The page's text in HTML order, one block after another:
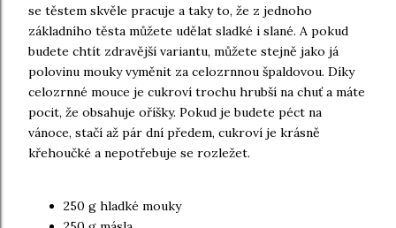
se těstem skvěle pracuje a taky to, že z jednoho
základního těsta můžete udělat sladké i slané. A pokud
budete chtít zdravější variantu, můžete stejně jako já
polovinu mouky vyměnit za celozrnnou špaldovou. Díky
celozrnné mouce je cukroví trochu hrubší na chuť a máte
pocit, že obsahuje oříšky. Pokud je budete péct na
vánoce, stačí až pár dní předem, cukroví je krásně
křehoučké a nepotřebuje se rozležet.
250 g hladké mouky